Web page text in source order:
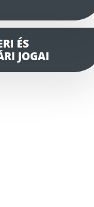
ÉS
JOGAI